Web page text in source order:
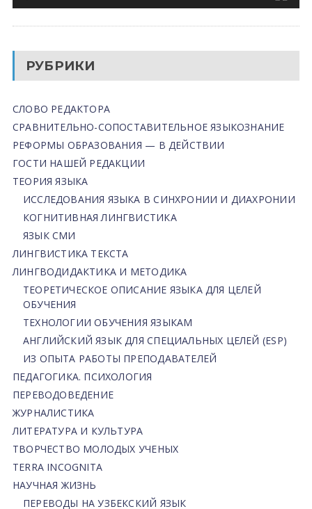
РУБРИКИ
СЛОВО РЕДАКТОРА
СРАВНИТЕЛЬНО-СОПОСТАВИТЕЛЬНОЕ ЯЗЫКОЗНАНИЕ
РЕФОРМЫ ОБРАЗОВАНИЯ — В ДЕЙСТВИИ
ГОСТИ НАШЕЙ РЕДАКЦИИ
ТЕОРИЯ ЯЗЫКА
ИССЛЕДОВАНИЯ ЯЗЫКА В СИНХРОНИИ И ДИАХРОНИИ
КОГНИТИВНАЯ ЛИНГВИСТИКА
ЯЗЫК СМИ
ЛИНГВИСТИКА ТЕКСТА
ЛИНГВОДИДАКТИКА И МЕТОДИКА
ТЕОРЕТИЧЕСКОЕ ОПИСАНИЕ ЯЗЫКА ДЛЯ ЦЕЛЕЙ
ОБУЧЕНИЯ
ТЕХНОЛОГИИ ОБУЧЕНИЯ ЯЗЫКАМ
АНГЛИЙСКИЙ ЯЗЫК ДЛЯ СПЕЦИАЛЬНЫХ ЦЕЛЕЙ (ESP)
ИЗ ОПЫТА РАБОТЫ ПРЕПОДАВАТЕЛЕЙ
ПЕДАГОГИКА. ПСИХОЛОГИЯ
ПЕРЕВОДОВЕДЕНИЕ
ЖУРНАЛИСТИКА
ЛИТЕРАТУРА И КУЛЬТУРА
ТВОРЧЕСТВО МОЛОДЫХ УЧЕНЫХ
TERRA INCOGNITA
НАУЧНАЯ ЖИЗНЬ
ПЕРЕВОДЫ НА УЗБЕКСКИЙ ЯЗЫК